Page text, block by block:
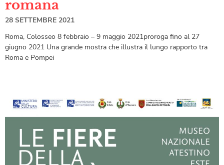
romana
28 SETTEMBRE 2021
Roma, Colosseo 8 febbraio – 9 maggio 2021proroga fino al 27
giugno 2021 Una grande mostra che illustra il lungo rapporto tra
Roma e Pompei